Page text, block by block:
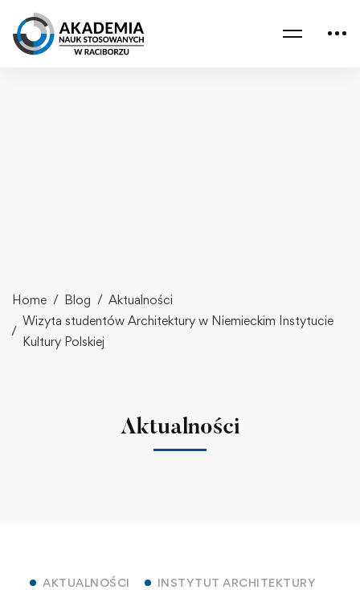
Home Blog
Aktualności
Wizyta studentów Architektury w Niemieckim Instytucie
Kultury Polskiej
Aktualności
AKTUALNOŚCI INSTYTUT ARCHITEKTURY